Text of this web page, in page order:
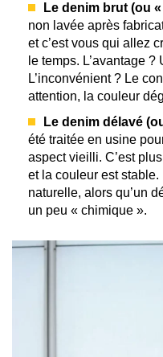
Le denim brut (ou «
non lavée après
et c’est vous qui allez
le temps. L’avantage
L’inconvénient ? Le
attention, la couleur
Le denim délavé
été traitée en usine
aspect vieilli. C’est
et la couleur est
naturelle, alors qu’un
un peu « chimique ».